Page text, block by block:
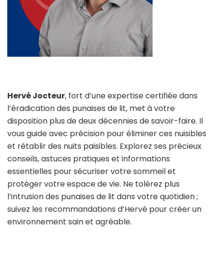
Hervé Jocteur, fort d’une expertise certifiée dans
l’éradication des punaises de lit, met à votre
disposition plus de deux décennies de savoir-faire. Il
vous guide avec précision pour éliminer ces nuisibles
et rétablir des nuits paisibles. Explorez ses précieux
conseils, astuces pratiques et informations
essentielles pour sécuriser votre sommeil et
protéger votre espace de vie. Ne tolérez plus
l’intrusion des punaises de lit dans votre quotidien ;
suivez les recommandations d’Hervé pour créer un
environnement sain et agréable.